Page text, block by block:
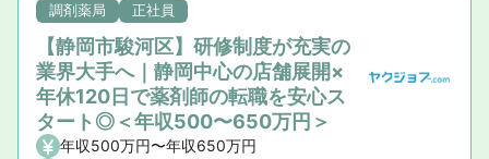
調剤薬局 正社員
【静岡市駿河区】研修制度が充実の
業界大手へ｜静岡中心の店舗展開×
年休120日で薬剤師の転職を安心ス
タート◎＜年収500〜650万円＞
年収500万円〜年収650万円